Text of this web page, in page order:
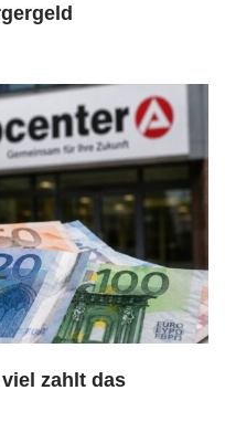
zahlt das